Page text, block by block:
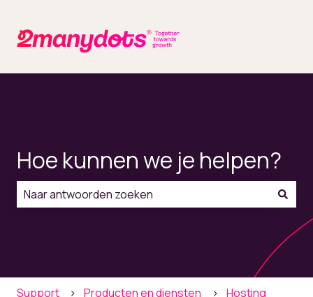
Hoe kunnen we je helpen?
Support Producten en diensten Hosting